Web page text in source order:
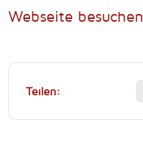
Webseite besuchen
Teilen: